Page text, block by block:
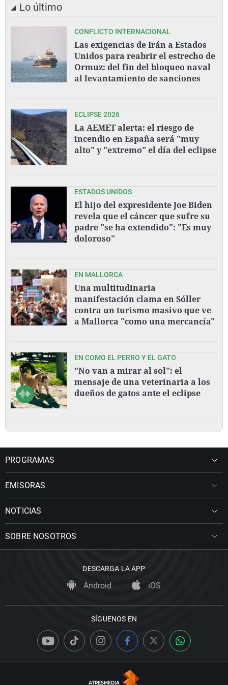
Lo último
CONFLICTO INTERNACIONAL
Las exigencias de Irán a Estados
Unidos para reabrir el estrecho de
Ormuz: del fin del bloqueo naval
al levantamiento de sanciones
ECLIPSE 2026
La AEMET alerta: el riesgo de
incendio en España será "muy
alto" y "extremo" el día del eclipse
ESTADOS UNIDOS
El hijo del expresidente Joe Biden
revela que el cáncer que sufre su
padre "se ha extendido": "Es muy
doloroso"
EN MALLORCA
Una multitudinaria
manifestación clama en Sóller
contra un turismo masivo que ve
a Mallorca "como una mercancía"
EN COMO EL PERRO Y EL GATO
"No van a mirar al sol": el
mensaje de una veterinaria a los
dueños de gatos ante el eclipse
PROGRAMAS
EMISORAS
NOTICIAS
SOBRE NOSOTROS
DESCARGA LA APP
Android iOS
SÍGUENOS EN